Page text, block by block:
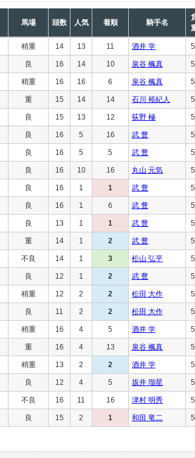
馬場 頭数 人気 着順 騎手名
稍重 14 13 11 酒井 学
良 16 14 10 泉谷 楓真
稍重 16 16 6 泉谷 楓真
重 15 14 14 石川 裕紀人
良 15 13 12 荻野 極
良 16 5 16 武 豊
良 16 5 5 武 豊
良 16 10 16 丸山 元気
良 16 1 1 武 豊
良 16 1 6 武 豊
良 13 1 1 武 豊
重 14 1 2 武 豊
不良 14 1 3 松山 弘平
良 12 1 2 武 豊
稍重 12 2 2 松田 大作
良 11 2 2 松田 大作
稍重 16 4 5 酒井 学
重 16 4 13 泉谷 楓真
稍重 13 2 2 酒井 学
良 12 4 5 坂井 瑠星
不良 16 11 16 津村 明秀
良 15 2 1 和田 竜二